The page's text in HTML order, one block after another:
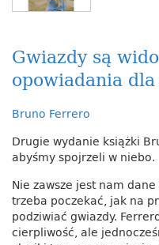
Gwiazdy są
opowiadania
Bruno Ferrero
Drugie wydanie książki
abyśmy spojrzeli w niebo.
Nie zawsze jest nam
trzeba poczekać, jak na
podziwiać gwiazdy.
cierpliwość, ale